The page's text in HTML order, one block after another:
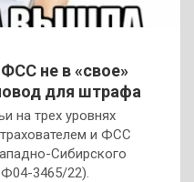
не в «свое»
для штрафа
на трех уровнях
и ФСС
Сибирского
Ф04-3465/22).